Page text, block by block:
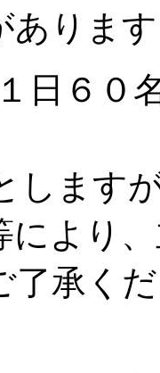
ありま
０名
します
により
了承く